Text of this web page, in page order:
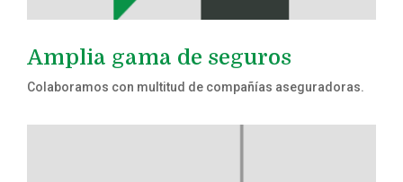
Amplia gama de seguros
Colaboramos con multitud de compañías aseguradoras.